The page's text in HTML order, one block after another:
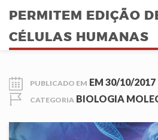
PERMITEM EDIÇÃO
CÉLULAS HUMANAS
PUBLICADO EM EM 30/10/2017
CATEGORIA BIOLOGIA